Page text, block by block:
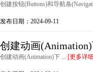
创建按钮(Buttons)和导航条
发布日期：2024-09-11
创建动画
创建动画(Animation)下 ... [更多详